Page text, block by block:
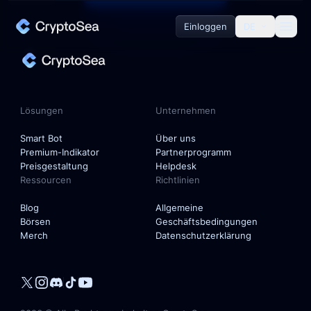
Einloggen DE
Lösungen
Smart Bot
Premium-Indikator
Lösungen
Smart Bot
Premium-Indikator
Preisgestaltung
Unternehmen
Über uns
Partnerprogramm
Helpdesk
Ressourcen
Blog
Börsen
Merch
Richtlinien
Allgemeine
Geschäftsbedingungen
Datenschutzerklärung